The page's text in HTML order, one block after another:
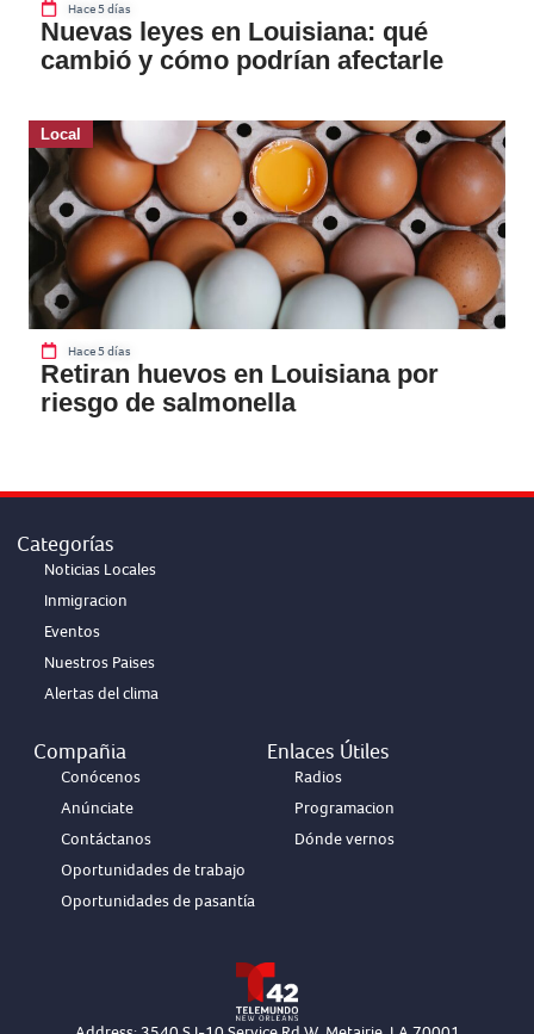
Hace 5 días
Nuevas leyes en Louisiana: qué
cambió y cómo podrían afectarle
Local
Hace 5 días
Retiran huevos en Louisiana por
riesgo de salmonella
Categorías
Noticias Locales
Inmigracion
Eventos
Nuestros Paises
Alertas del clima
Compañia
Conócenos
Anúnciate
Contáctanos
Oportunidades de trabajo
Oportunidades de pasantía
Enlaces Útiles
Radios
Programacion
Dónde vernos